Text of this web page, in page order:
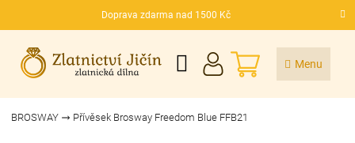
Doprava zdarma nad 1500 Kč
CZK
NÁKUPNÍ
KOŠÍK
BROSWAY Přívěsek Brosway Freedom Blue FFB21